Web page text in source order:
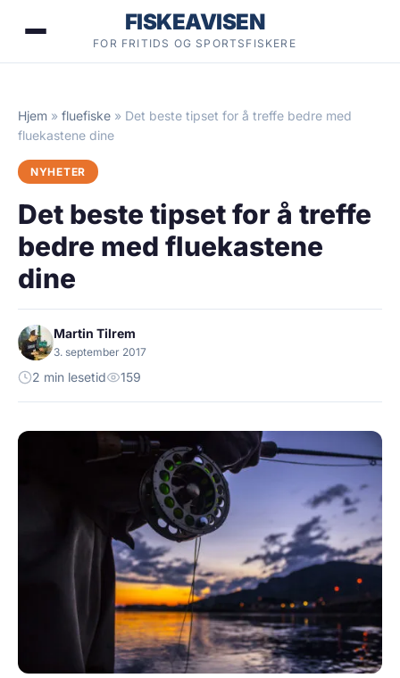
FISKEAVISEN
FOR FRITIDS OG SPORTSFISKERE
Hjem » fluefiske » Det beste tipset for å treffe bedre med
fluekastene dine
NYHETER
Det beste tipset for å treffe
bedre med fluekastene
dine
Martin Tilrem
3. september 2017
2 min lesetid 159